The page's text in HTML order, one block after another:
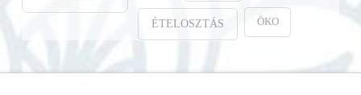
ÉTELOSZTÁS ÖKO